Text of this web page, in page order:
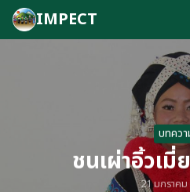
Skip
IMPECT
บทคว
ชนเผ่าอิ้วเ
21 มกราคม